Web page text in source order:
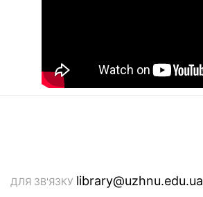
ДЛЯ ЗВ'ЯЗКУ library@uzhnu.edu.ua